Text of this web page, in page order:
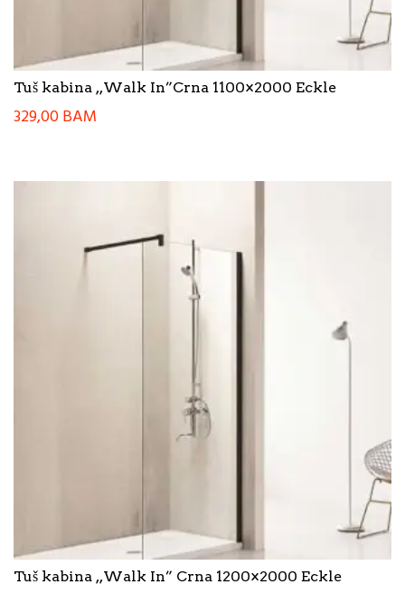
Tuš kabina ,,Walk In”Crna 1100×2000 Eckle
329,00BAM
Tuš kabina ,,Walk In” Crna 1200×2000 Eckle